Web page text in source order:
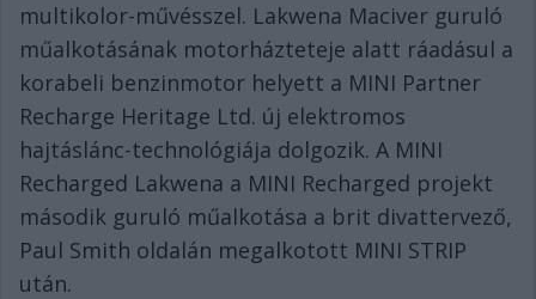
multikolor-művésszel. Lakwena Maciver guruló
műalkotásának motorházteteje alatt ráadásul a
korabeli benzinmotor helyett a MINI Partner
Recharge Heritage Ltd. új elektromos
hajtáslánc-technológiája dolgozik. A MINI
Recharged Lakwena a MINI Recharged projekt
második guruló műalkotása a brit divattervező,
Paul Smith oldalán megalkotott MINI STRIP
után.